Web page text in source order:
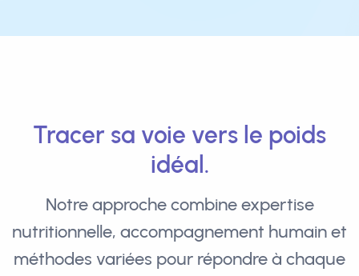
Tracer sa voie vers le poids
idéal.
Notre approche combine expertise
nutritionnelle, accompagnement humain et
méthodes variées pour répondre à chaque